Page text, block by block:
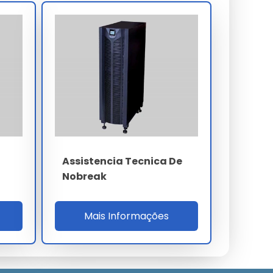
Assistencia Tecnica De
Nobreak
Mais Informações